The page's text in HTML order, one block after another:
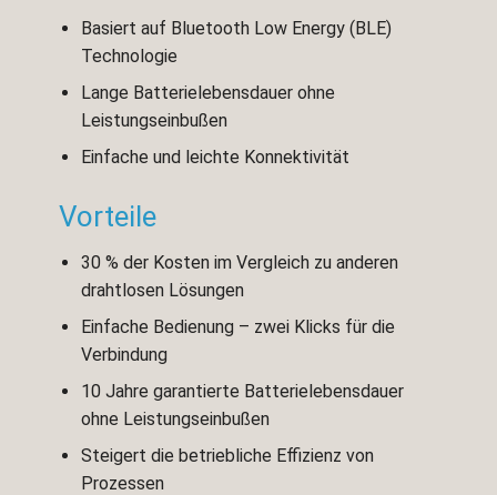
Basiert auf Bluetooth Low Energy (BLE)
Technologie
Lange Batterielebensdauer ohne
Leistungseinbußen
Einfache und leichte Konnektivität
Vorteile
30 % der Kosten im Vergleich zu anderen
drahtlosen Lösungen
Einfache Bedienung – zwei Klicks für die
Verbindung
10 Jahre garantierte Batterielebensdauer
ohne Leistungseinbußen
Steigert die betriebliche Effizienz von
Prozessen